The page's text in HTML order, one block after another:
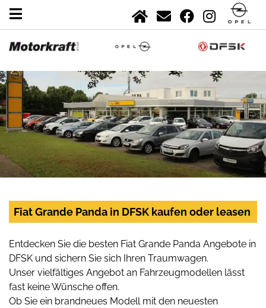
Fiat Grande Panda in DFSK kaufen oder leasen
Entdecken Sie die besten Fiat Grande Panda Angebote in
DFSK und sichern Sie sich Ihren Traumwagen.
Unser vielfältiges Angebot an Fahrzeugmodellen lässt
fast keine Wünsche offen.
Ob Sie ein brandneues Modell mit den neuesten